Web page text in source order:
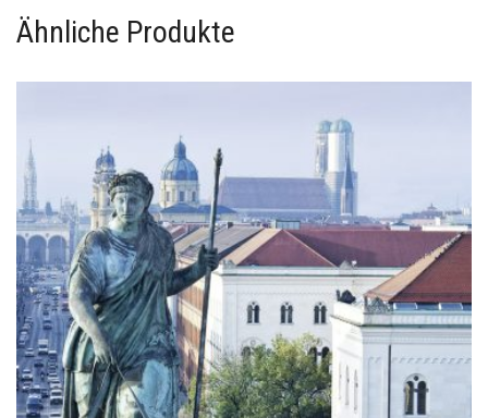
Ähnliche Produkte